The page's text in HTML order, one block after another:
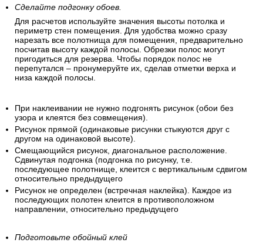
Сделайте подгонку обоев.
Для расчетов используйте значения высоты потолка и
периметр стен помещения. Для удобства можно сразу
нарезать все полотнища для помещения, предварительно
посчитав высоту каждой полосы. Обрезки полос могут
пригодиться для резерва. Чтобы порядок полос не
перепутался – пронумеруйте их, сделав отметки верха и
низа каждой полосы.
При наклеивании не нужно подгонять рисунок (обои без
узора и клеятся без совмещения).
Рисунок прямой (одинаковые рисунки стыкуются друг с
другом на одинаковой высоте).
Смещающийся рисунок, диагональное расположение.
Сдвинутая подгонка (подгонка по рисунку, т.е.
последующее полотнище, клеится с вертикальным сдвигом
относительно предыдущего
Рисунок не определен (встречная наклейка). Каждое из
последующих полотен клеится в противоположном
направлении, относительно предыдущего
Подготовьте обойный клей